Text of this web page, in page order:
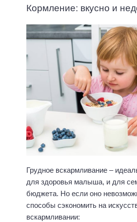
Кормление: вкусно и
Грудное вскармливание –
для здоровья малыша, и для
бюджета. Но если оно
способы сэкономить на
вскармливании: